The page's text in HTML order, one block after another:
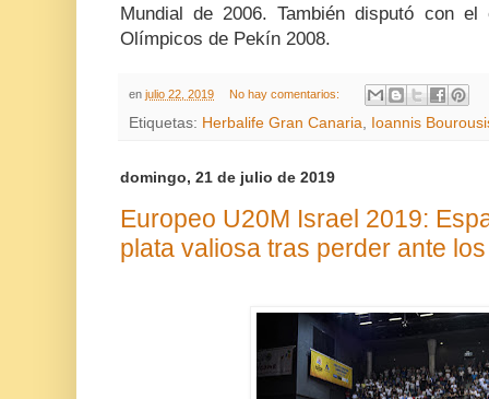
Mundial de 2006. También disputó con el
Olímpicos de Pekín 2008.
en julio 22, 2019 No hay comentarios:
Etiquetas: Herbalife Gran Canaria, Ioannis
domingo, 21 de julio de 2019
Europeo U20M Israel 2019:
plata valiosa tras perder ante